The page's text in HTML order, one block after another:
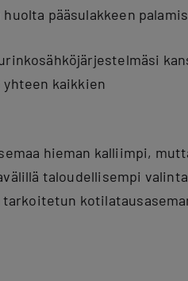
pääsulakkeen
yhteen kaikkien
hieman kalliimpi,
taloudellisempi
tarkoitetun